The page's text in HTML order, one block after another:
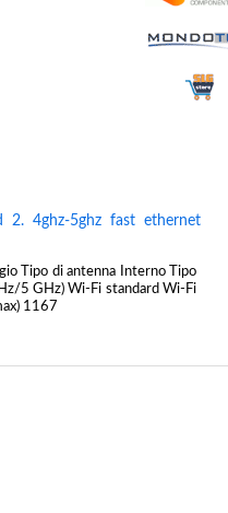
2. 4ghz-5ghz fast ethernet
Tipo di antenna Interno Tipo
5 GHz) Wi-Fi standard Wi-Fi
1167